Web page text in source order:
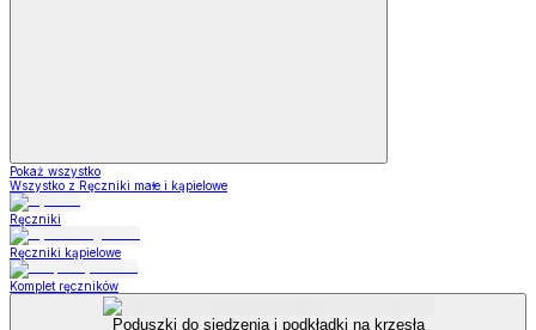
Pokaż wszystko
Wszystko z Ręczniki małe i kąpielowe
Ręczniki
Ręczniki kąpielowe
Komplet ręczników
Poduszki do siedzenia i podkładki na krzesła